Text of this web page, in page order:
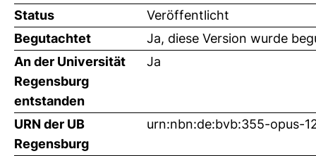
Status
Veröffentlicht
Begutachtet
Ja, diese Version wurde
An der Universität
Regensburg
entstanden
Ja
URN der UB
Regensburg
urn:nbn:de:bvb:355-opus-